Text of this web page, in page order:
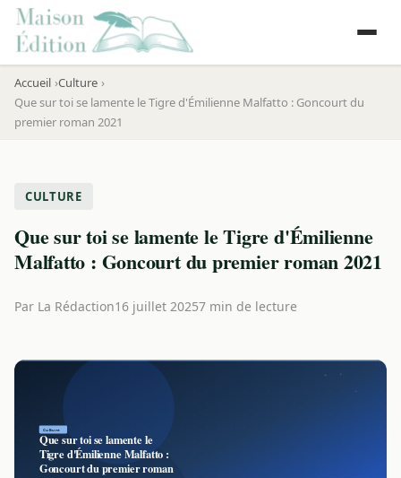
Accueil Culture
Que sur toi se lamente le Tigre d'Émilienne Malfatto : Goncourt du
premier roman 2021
CULTURE
Que sur toi se lamente le Tigre d'Émilienne
Malfatto : Goncourt du premier roman 2021
Par La Rédaction16 juillet 20257 min de lecture